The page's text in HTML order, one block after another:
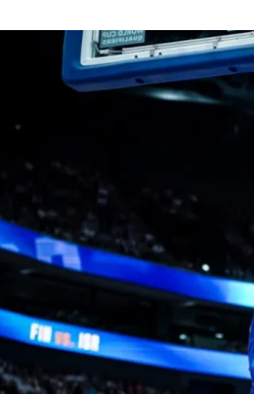
סינית
ברזילאית
נוספות